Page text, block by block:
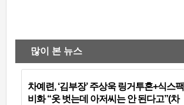
많이 본 뉴스
차예련, ‘김부장’ 주상욱 링거투혼+식스팩
비화 “옷 벗는데 아저씨는 안 된다고”(차